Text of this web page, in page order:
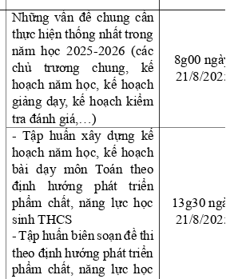
Những vấn đề chung cần
thực hiện thống nhất trong
năm học 2025-2026 (các
chủ
trương chung,
kế
hoạch năm học, kế hoạch
giảng dạy, kế hoạch kiểm
tra đánh giá,
…)
8g00 ngày
21/8/2025
- Tập huấn xây dựng kế
hoạch năm học, kế hoạch
bài dạy môn Toán theo
định
hướng phát triển
phẩm chất, năng lực học
sinh THCS
- Tập huấn biên soạn đề thi
theo định hướng phát triển
phẩm chất, năng lực học
13g30 ngày
21/8/2025